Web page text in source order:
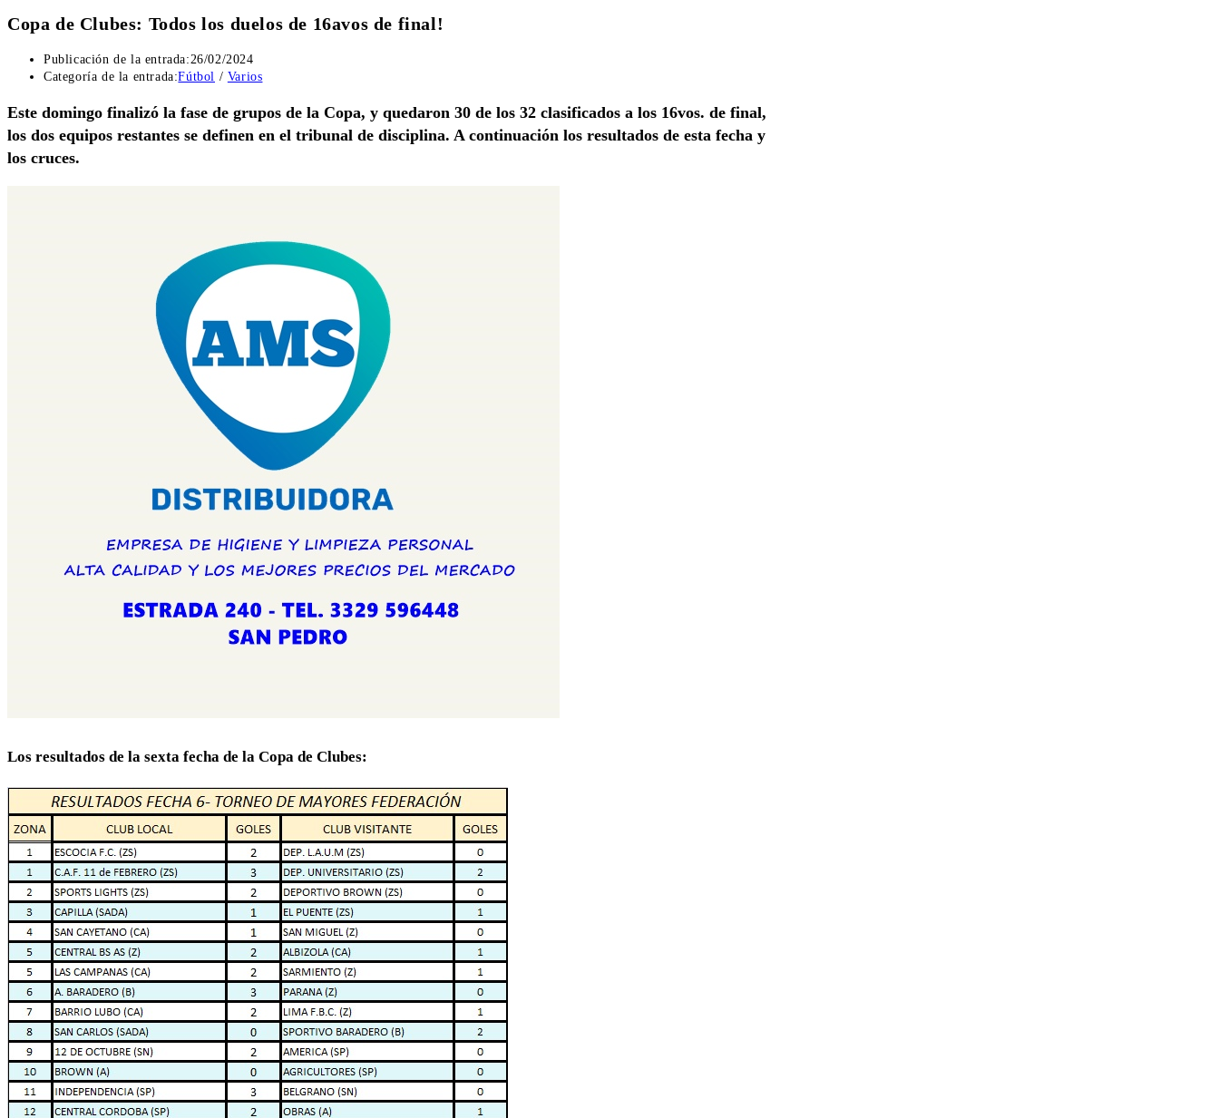
Copa de Clubes: Todos los duelos de 16avos de final!
Publicación de la entrada:26/02/2024
Categoría de la entrada:Fútbol / Varios
Este domingo finalizó la fase de grupos de la Copa, y quedaron 30 de los 32 clasificados a los 16vos. de final,
los dos equipos restantes se definen en el tribunal de disciplina. A continuación los resultados de esta fecha y
los cruces.
Los resultados de la sexta fecha de la Copa de Clubes: